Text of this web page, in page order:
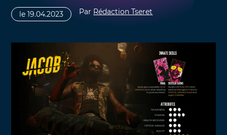
le 19.04.2023 Par Rédaction Tseret